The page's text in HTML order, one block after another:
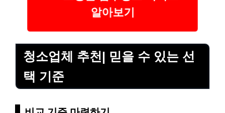
알아보기
청소업체 추천| 믿을 수 있는 선
택 기준